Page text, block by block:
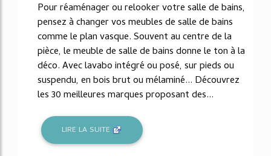
Pour réaménager ou relooker votre salle de bains,
pensez à changer vos meubles de salle de bains
comme le plan vasque. Souvent au centre de la
pièce, le meuble de salle de bains donne le ton à la
déco. Avec lavabo intégré ou posé, sur pieds ou
suspendu, en bois brut ou mélaminé... Découvrez
les 30 meilleures marques proposant des...
LIRE LA SUITE